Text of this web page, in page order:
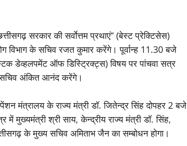
सरकार की सर्वाेत्तम प्रथाएं‘‘ (बेस्ट प्रेक्टिसेस)
विभाग के सचिव रजत कुमार करेंगे। पूर्वान्ह 11.30 बजे
डेव्हलपमेंट ऑफ डिस्ट्रिक्ट्स) विषय पर पांचवा सत्र
सचिव अंकित आनंद करेंगे।
मंत्रालय के राज्य मंत्री डॉ. जितेन्द्र सिंह दोपहर 2 बजे
मुख्यमंत्री श्री साय, केन्द्रीय राज्य मंत्री डॉ. सिंह,
के मुख्य सचिव अमिताभ जैन का सम्बोधन होगा।